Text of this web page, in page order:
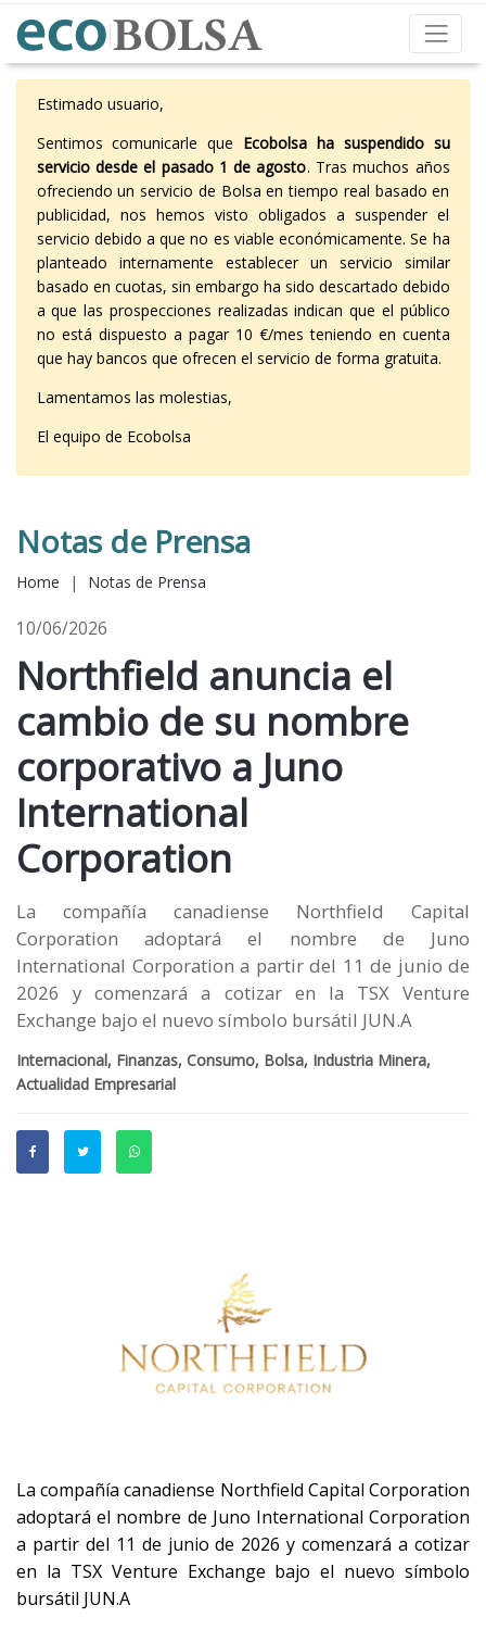
Estimado usuario,
Sentimos comunicarle que Ecobolsa ha suspendido su
servicio desde el pasado 1 de agosto. Tras muchos años
ofreciendo un servicio de Bolsa en tiempo real basado en
publicidad, nos hemos visto obligados a suspender el
servicio debido a que no es viable económicamente. Se ha
planteado internamente establecer un servicio similar
basado en cuotas, sin embargo ha sido descartado debido
a que las prospecciones realizadas indican que el público
no está dispuesto a pagar 10 €/mes teniendo en cuenta
que hay bancos que ofrecen el servicio de forma gratuita.
Lamentamos las molestias,
El equipo de Ecobolsa
Notas de Prensa
Home | Notas de Prensa
10/06/2026
Northfield anuncia el
cambio de su nombre
corporativo a Juno
International
Corporation
La compañía canadiense Northfield Capital
Corporation adoptará el nombre de Juno
International Corporation a partir del 11 de junio de
2026 y comenzará a cotizar en la TSX Venture
Exchange bajo el nuevo símbolo bursátil JUN.A
Internacional, Finanzas, Consumo, Bolsa, Industria Minera,
Actualidad Empresarial
La compañía canadiense Northfield Capital Corporation
adoptará el nombre de Juno International Corporation
a partir del 11 de junio de 2026 y comenzará a cotizar
en la TSX Venture Exchange bajo el nuevo símbolo
bursátil JUN.A